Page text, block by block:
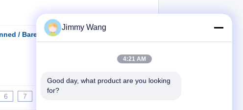
/ Bare, Kabel Listrik
6 7
Jimmy Wang
4:21 AM
Good day, what product are you looking
for?